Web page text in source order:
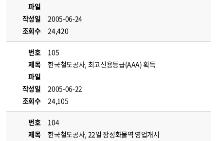
파일
작성일
2005-06-24
조회수
24,420
번호
105
제목
한국철도공사, 최고신용등급(AAA) 획득
파일
작성일
2005-06-22
조회수
24,105
번호
104
제목
한국철도공사, 22일 장성화물역 영업개시